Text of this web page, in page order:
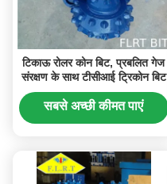
टिकाऊ रोलर कोन बिट, प्रबलित गेज
संरक्षण के साथ टीसीआई ट्रिकोन बिट
सबसे अच्छी कीमत पाएं